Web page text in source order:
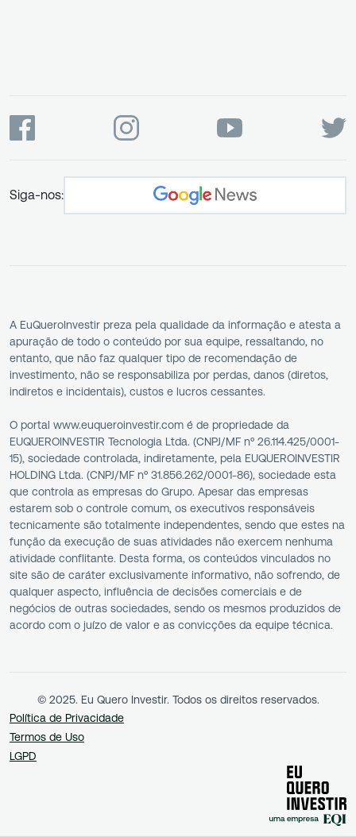
Siga-nos:
A EuQueroInvestir preza pela qualidade da informação e atesta a
apuração de todo o conteúdo por sua equipe, ressaltando, no
entanto, que não faz qualquer tipo de recomendação de
investimento, não se responsabiliza por perdas, danos (diretos,
indiretos e incidentais), custos e lucros cessantes.
O portal www.euqueroinvestir.com é de propriedade da
EUQUEROINVESTIR Tecnologia Ltda. (CNPJ/MF nº 26.114.425/0001-
15), sociedade controlada, indiretamente, pela EUQUEROINVESTIR
HOLDING Ltda. (CNPJ/MF nº 31.856.262/0001-86), sociedade esta
que controla as empresas do Grupo. Apesar das empresas
estarem sob o controle comum, os executivos responsáveis
tecnicamente são totalmente independentes, sendo que estes na
função da execução de suas atividades não exercem nenhuma
atividade conflitante. Desta forma, os conteúdos vinculados no
site são de caráter exclusivamente informativo, não sofrendo, de
qualquer aspecto, influência de decisões comerciais e de
negócios de outras sociedades, sendo os mesmos produzidos de
acordo com o juízo de valor e as convicções da equipe técnica.
© 2025. Eu Quero Investir. Todos os direitos reservados.
Política de Privacidade
Termos de Uso
LGPD